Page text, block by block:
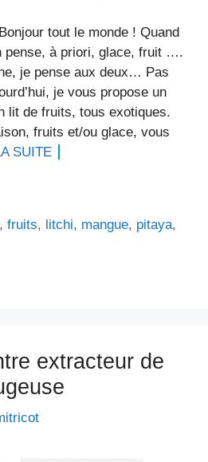
tout le monde ! Quand
pense, à priori, glace, fruit ….
je pense aux deux… Pas
je vous propose un
lit de fruits, tous exotiques.
fruits et/ou glace, vous
SUITE
,fruits, litchi, mangue, pitaya,
extracteur de